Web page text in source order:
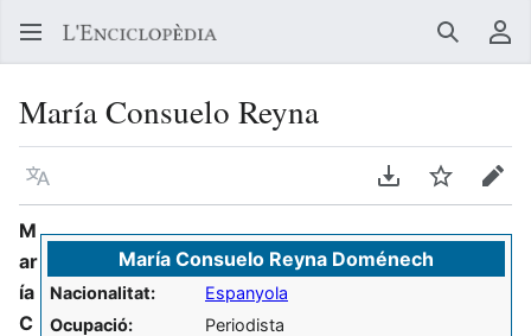
Buscar
María Consuelo Reyna
Llegir en un atre idioma Descarregar en
Vigilar
María Consuelo Reyna Doménech
Nacionalitat:
Espanyola
Ocupació:
Periodista
M
ar
ía
C